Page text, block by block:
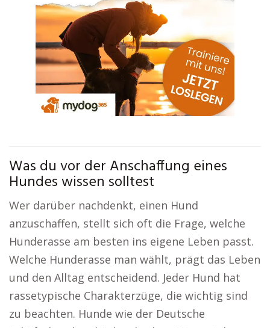
Was du vor der Anschaffung eines
Hundes wissen solltest
Wer darüber nachdenkt, einen Hund
anzuschaffen, stellt sich oft die Frage, welche
Hunderasse am besten ins eigene Leben passt.
Welche Hunderasse man wählt, prägt das Leben
und den Alltag entscheidend. Jeder Hund hat
rassetypische Charakterzüge, die wichtig sind
zu beachten. Hunde wie der Deutsche